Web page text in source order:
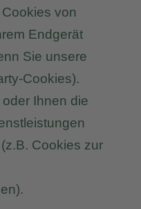
von
Endgerät
Sie unsere
Cookies).
Ihnen die
Cookies zur